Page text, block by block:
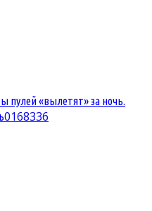
пулей «вылетят» за ночь.
0168336